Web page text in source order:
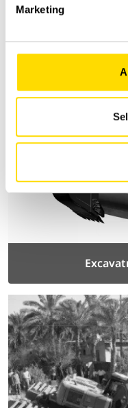
Marketing